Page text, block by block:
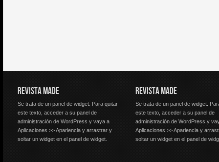
REVISTA MADE
Se trata de un panel de widget. Para quitar
este texto, acceder a su panel de
administración de WordPress y vaya a
Aplicaciones >> Apariencia y arrastrar y
soltar un widget en el panel de widget.
REVISTA MADE
Se trata de un panel de widget.
este texto, acceder a su panel de
administración de WordPress y
Aplicaciones >> Apariencia y
soltar un widget en el panel de